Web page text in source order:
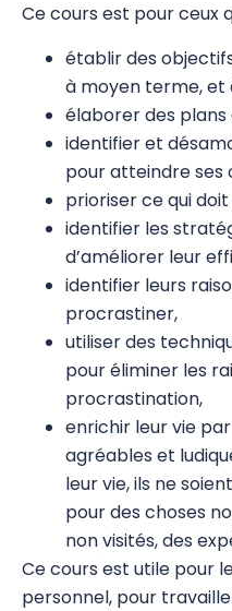
négatifs
SR 4b Travail
Test Nutritionnel
Système
8 Merveilleux
Recyclage des
Kinesiology
Recyclage SR
Instructeur en SR
Sensibilités et
Allergies
Soirées Q/R
Topping) –
online evening
Ce cours est pour ceux
établir des
à moyen terme,
élaborer des plans
identifier et
pour atteindre ses
prioriser ce qui
identifier les
d’améliorer leur
identifier leurs
procrastiner,
utiliser des
pour éliminer les
procrastination,
enrichir leur vie
agréables et
leur vie, ils ne
pour des choses
non visités, des
Ce cours est utile pour
personnel, pour